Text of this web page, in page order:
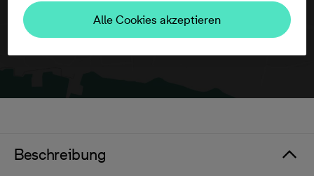
Beschreibung
Alle Cookies akzeptieren